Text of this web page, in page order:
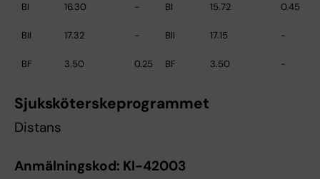
BI 16.30 - BI 15.72 0.45
BII 17.32 - BII 17.15 -
BF 3.50 0.25 BF 3.50 -
Sjuksköterskeprogrammet
Distans
Anmälningskod: KI-42003